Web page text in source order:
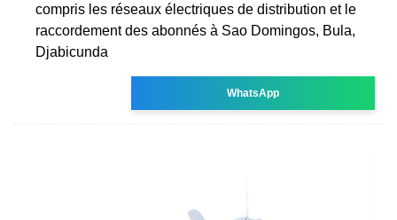
compris les réseaux électriques de distribution et le
raccordement des abonnés à Sao Domingos, Bula,
Djabicunda
WhatsApp